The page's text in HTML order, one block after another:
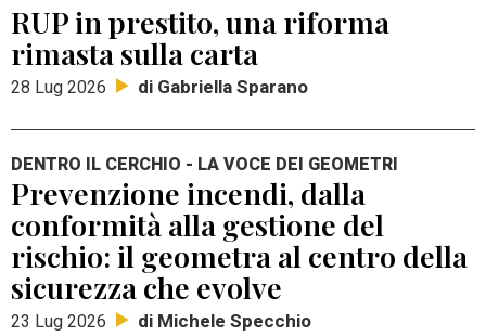
RUP in prestito, una riforma
rimasta sulla carta
28 Lug 2026 di Gabriella Sparano
DENTRO IL CERCHIO - LA VOCE DEI GEOMETRI
Prevenzione incendi, dalla
conformità alla gestione del
rischio: il geometra al centro della
sicurezza che evolve
23 Lug 2026 di Michele Specchio